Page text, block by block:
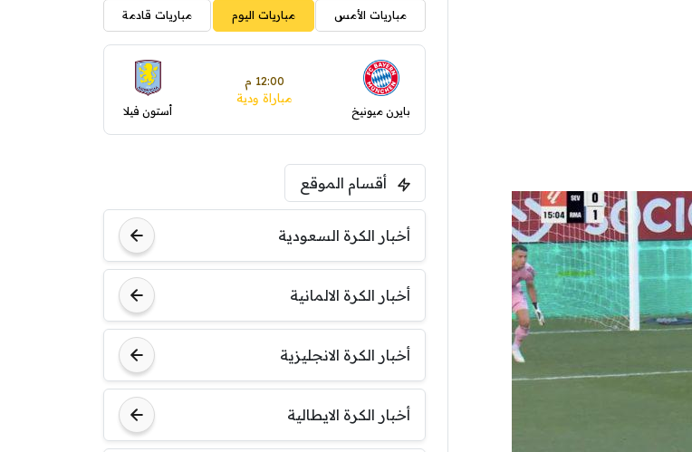
مباريات الأمس مباريات اليوم مباريات قادمة
بايرن ميونيخ
12:00 م
مباراة ودية
أستون فيلا
أقسام الموقع
أخبار الكرة السعودية
أخبار الكرة الالمانية
أخبار الكرة الانجليزية
أخبار الكرة الايطالية